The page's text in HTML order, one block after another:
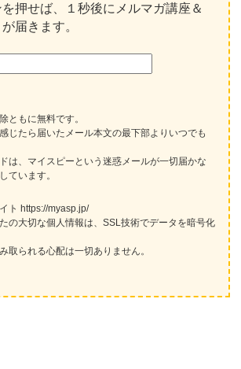
押せば、１秒後にメルマガ講座＆
届きます。
ともに無料です。
じたら届いたメール本文の最下部よりいつでも
は、マイスピーという迷惑メールが一切届かな
ています。
ト https://myasp.jp/
の大切な個人情報は、SSL技術でデータを暗号化
取られる心配は一切ありません。